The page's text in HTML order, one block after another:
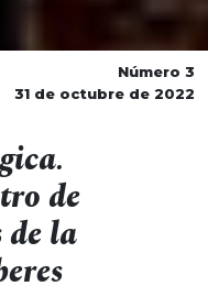
Número 3
31 de octubre de 2022
de
de la